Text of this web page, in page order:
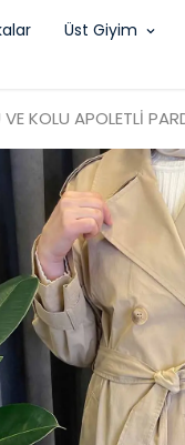
Üst Giyim
KOLU APOLETLİ